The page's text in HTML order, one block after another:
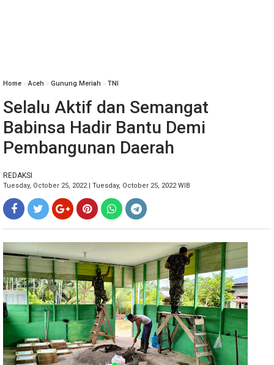
Home »Aceh » Gunung Meriah » TNI
Selalu Aktif dan Semangat
Babinsa Hadir Bantu Demi
Pembangunan Daerah
REDAKSI
Tuesday, October 25, 2022 | Tuesday, October 25, 2022 WIB